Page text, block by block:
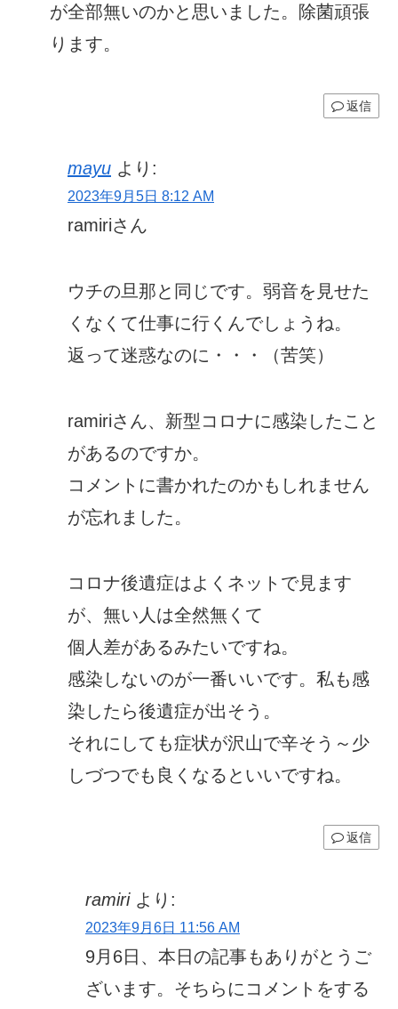
が全部無いのかと思いました。除菌頑張
ります。
返信
mayu より:
2023年9月5日 8:12 AM
ramiriさん
ウチの旦那と同じです。弱音を見せた
くなくて仕事に行くんでしょうね。
返って迷惑なのに・・・（苦笑）
ramiriさん、新型コロナに感染したこと
があるのですか。
コメントに書かれたのかもしれません
が忘れました。
コロナ後遺症はよくネットで見ます
が、無い人は全然無くて
個人差があるみたいですね。
感染しないのが一番いいです。私も感
染したら後遺症が出そう。
それにしても症状が沢山で辛そう～少
しづつでも良くなるといいですね。
返信
ramiri より:
2023年9月6日 11:56 AM
9月6日、本日の記事もありがとうご
ざいます。そちらにコメントをする